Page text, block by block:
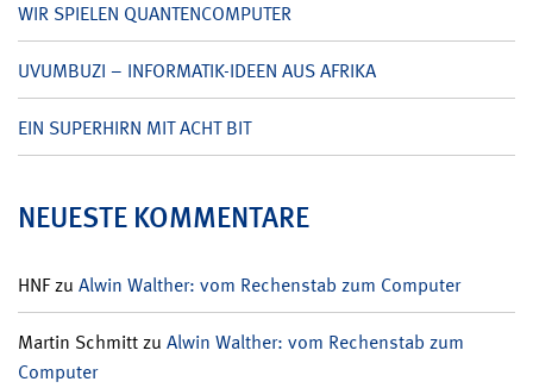
WIR SPIELEN QUANTENCOMPUTER
UVUMBUZI – INFORMATIK-IDEEN AUS AFRIKA
EIN SUPERHIRN MIT ACHT BIT
NEUESTE KOMMENTARE
HNFzu Alwin Walther: vom Rechenstab zum Computer
Martin Schmittzu Alwin Walther: vom Rechenstab zum
Computer